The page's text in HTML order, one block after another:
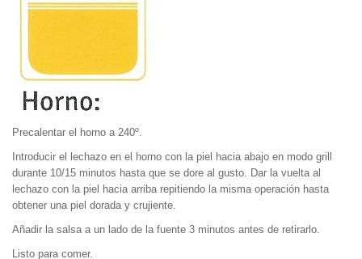
Precalentar el horno a 240º.
Introducir el lechazo en el horno con la piel hacia abajo en modo grill
durante 10/15 minutos hasta que se dore al gusto. Dar la vuelta al
lechazo con la piel hacia arriba repitiendo la misma operación hasta
obtener una piel dorada y crujiente.
Añadir la salsa a un lado de la fuente 3 minutos antes de retirarlo.
Listo para comer.